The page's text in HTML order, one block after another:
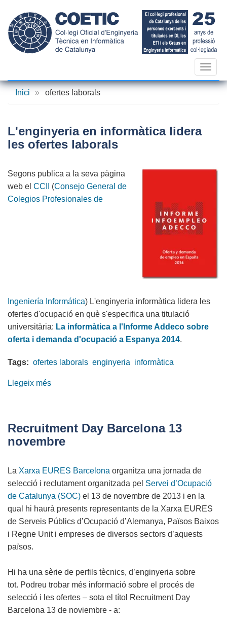
contingut
Inici
» ofertes laborals
L'enginyeria en informàtica lidera
les ofertes laborals
Segons publica a la seva pàgina
web el CCII (Consejo General de
Colegios Profesionales de
Ingeniería Informática) L'enginyeria informàtica lidera les
ofertes d'ocupació en què s'especifica una titulació
universitària: La informàtica a l'Informe Addeco sobre
oferta i demanda d'ocupació a Espanya 2014.
Tags: ofertes laborals enginyeria informàtica
Llegeix més
lidera
les
laborals
Recruitment Day Barcelona 13
novembre
La Xarxa EURES Barcelona organitza una jornada de
selecció i reclutament organitzada pel Servei d’Ocupació
de Catalunya (SOC) el 13 de novembre de 2013 i en la
qual hi haurà presents representants de la Xarxa EURES
de Serveis Públics d’Ocupació d’Alemanya, Països Baixos
i Regne Unit i empreses de diversos sectors d’aquests
països.
Hi ha una sèrie de perfils tècnics, d’enginyeria sobre
tot. Podreu trobar més informació sobre el procés de
selecció i les ofertes – sota el títol Recruitment Day
Barcelona 13 de noviembre - a: